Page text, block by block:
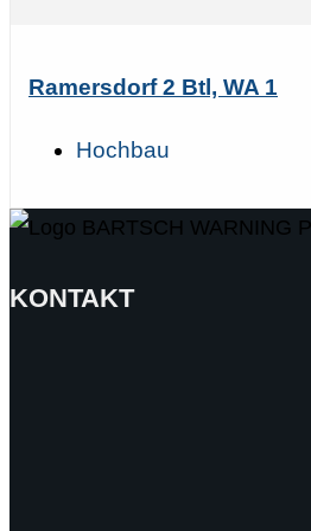
Ramersdorf 2 Btl, WA 1
Hochbau
KONTAKT